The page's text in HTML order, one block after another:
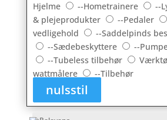
Hjelme
--Hometrainere --
& plejeprodukter
--Pedaler
vedligehold
--Saddelpinds
--Sædebeskyttere
--
--Tubeless tilbehør
wattmålere
--Tilbehør
nulsstil